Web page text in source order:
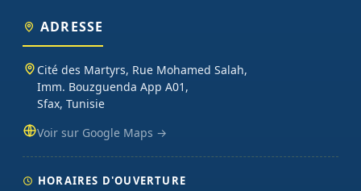
ADRESSE
Cité des Martyrs, Rue Mohamed Salah,
Imm. Bouzguenda App A01,
Sfax, Tunisie
Voir sur Google Maps →
HORAIRES D'OUVERTURE